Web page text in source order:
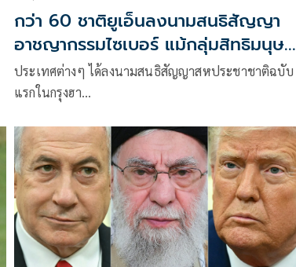
กว่า 60 ชาติยูเอ็นลงนามสนธิสัญญา
อาชญากรรมไซเบอร์ แม้กลุ่มสิทธิมนุษย
ชนคัดค้าน
ประเทศต่างๆ ได้ลงนามสนธิสัญญาสหประชาชาติฉบับ
แรกในกรุงฮา…